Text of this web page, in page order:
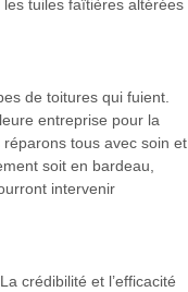
tuiles faîtières altérées
de toitures qui fuient.
entreprise pour la
tous avec soin et
soit en bardeau,
intervenir
crédibilité et l’efficacité